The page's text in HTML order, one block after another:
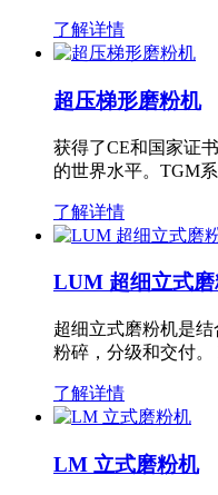
了解详情
超压梯形磨粉机
获得了CE和国家证
的世界水平。TGM
了解详情
LUM 超细立式
超细立式磨粉机是
粉碎，分级和交付
了解详情
LM 立式磨粉机